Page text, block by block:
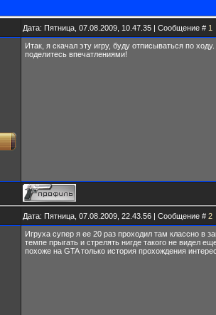
Дата: Пятница, 07.08.2009, 10.47.35 | Сообщение # 1
Итак, я скачал эту игру, буду отписываться по
поделитесь впечатлениями!
Дата: Пятница, 07.08.2009, 22.43.56 | Сообщение # 2
Игруха супер я ее 20 раз проходил там классно в
темпе прыгать и стрелять нигде такого не видел
похоже на GTA только история прохождения